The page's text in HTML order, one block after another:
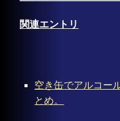
関連エントリ
空き缶でアルコー
とめ。